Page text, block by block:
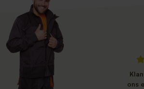
ons